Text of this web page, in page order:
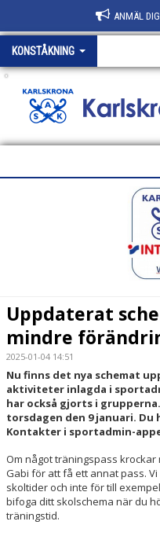
ANMÄL
KONSTÅKNING
.
TRÄNARE
IDROTTSPROFIL
NIU - NATIONELLT
VUXENGRUPP
DOKUMENT
Uppdaterat
mindre
2025-01-04 14:51
Nu finns det nya schemat
aktiviteter inlagda i
har också gjorts i
torsdagen den 9 januari.
Kontakter i sportadmin-
Om något träningspass
Gabi för att få ett annat pass.
skoltider och inte för till
bifoga ditt skolschema när du
träningstid.